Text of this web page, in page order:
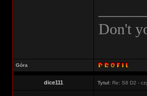
Don't
Góra
dice111 Tytuł: Re: S8 D2 -